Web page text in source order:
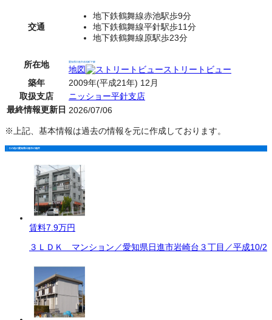
交通
地下鉄鶴舞線赤池駅歩9分
地下鉄鶴舞線平針駅歩11分
地下鉄鶴舞線原駅歩23分
所在地 愛知県日進市赤池町下郷
地図
ストリートビュー
築年
2009年(平成21年) 12月
取扱支店
ニッショー平針支店
最終情報更新日 2026/07/06
※上記、基本情報は過去の情報を元に作成しております。
その他の愛知県日進市の物件
賃料7.9万円
３ＬＤＫ マンション／愛知県日進市岩崎台３丁目／平成10/2